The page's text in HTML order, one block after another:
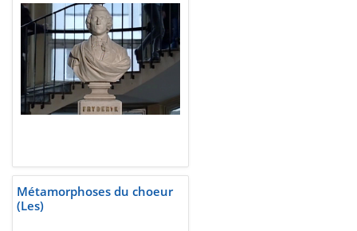
Métamorphoses du choeur
(Les)